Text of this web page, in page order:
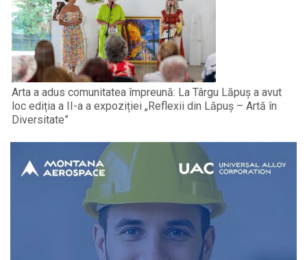
Arta a adus comunitatea împreună: La Târgu Lăpuș a avut
loc ediția a II-a a expoziției „Reflexii din Lăpuș – Artă în
Diversitate”